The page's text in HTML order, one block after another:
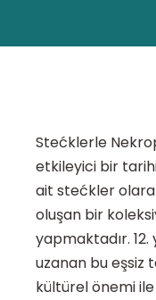
Stećklerle
etkileyici bir
ait stećkler
oluşan bir
yapmaktadır. 12.
uzanan bu eşsiz
kültürel önemi